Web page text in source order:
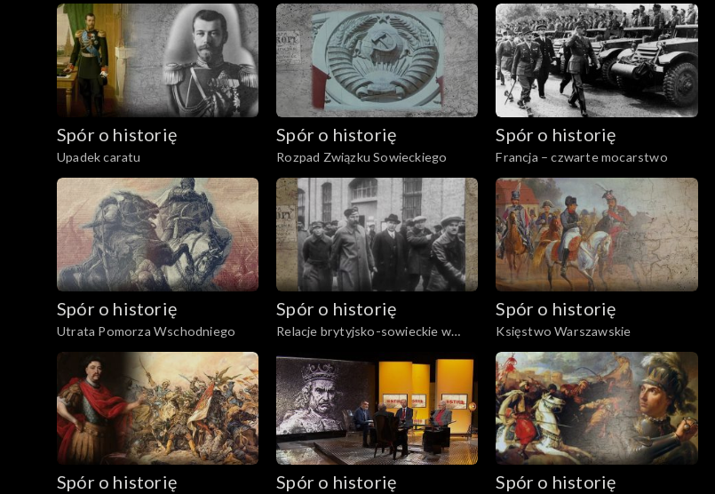
Spór o historię
Upadek caratu
Spór o historię
Rozpad Związku Sowieckiego
Spór o historię
Francja – czwarte mocarstwo
Spór o historię
Utrata Pomorza Wschodniego
Spór o historię
Relacje brytyjsko-sowieckie w
Spór o historię
Księstwo Warszawskie
Spór o historię Spór o historię Spór o historię